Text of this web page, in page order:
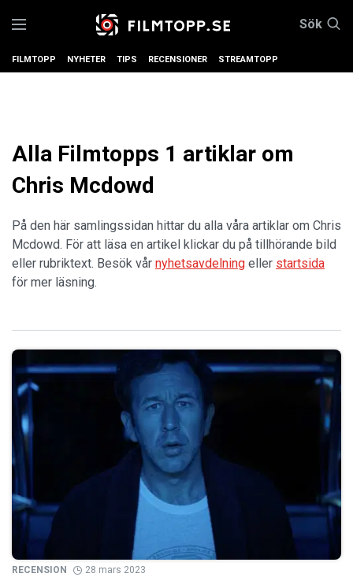
Sök
FILMTOPP NYHETER TIPS RECENSIONER STREAMTOPP
Alla Filmtopps 1 artiklar om
Chris Mcdowd
På den här samlingssidan hittar du alla våra artiklar om Chris
Mcdowd. För att läsa en artikel klickar du på tillhörande bild
eller rubriktext. Besök vår nyhetsavdelning eller startsida
för mer läsning.
RECENSION 28 mars 2023